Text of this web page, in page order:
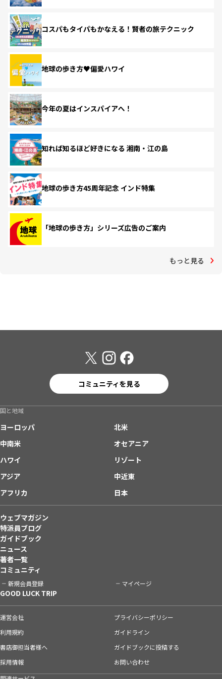
コスパもタイパもかなえる！賢者の旅テクニック
地球の歩き方♥偏愛ハワイ
今年の夏はインスパイアへ！
知れば知るほど好きになる 湘南・江の島
地球の歩き方45周年記念 インド特集
「地球の歩き方」シリーズ広告のご案内
もっと見る
コミュニティを見る
国と地域
ヨーロッパ
北米
中南米
オセアニア
ハワイ
リゾート
アジア
中近東
アフリカ
日本
ウェブマガジン
特派員ブログ
ガイドブック
ニュース
著者一覧
コミュニティ
新規会員登録 マイページ
GOOD LUCK TRIP
運営会社
プライバシーポリシー
利用規約
ガイドライン
書店御担当者様へ
ガイドブックに投稿する
採用情報
お問い合わせ